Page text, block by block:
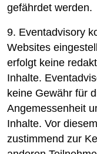
gefährdet werden.
9. Eventadvisory
Websites
erfolgt keine
Inhalte.
keine Gewähr für
Angemessenheit
Inhalte. Vor
zustimmend zur